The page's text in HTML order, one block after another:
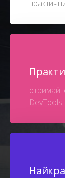
DevTools.